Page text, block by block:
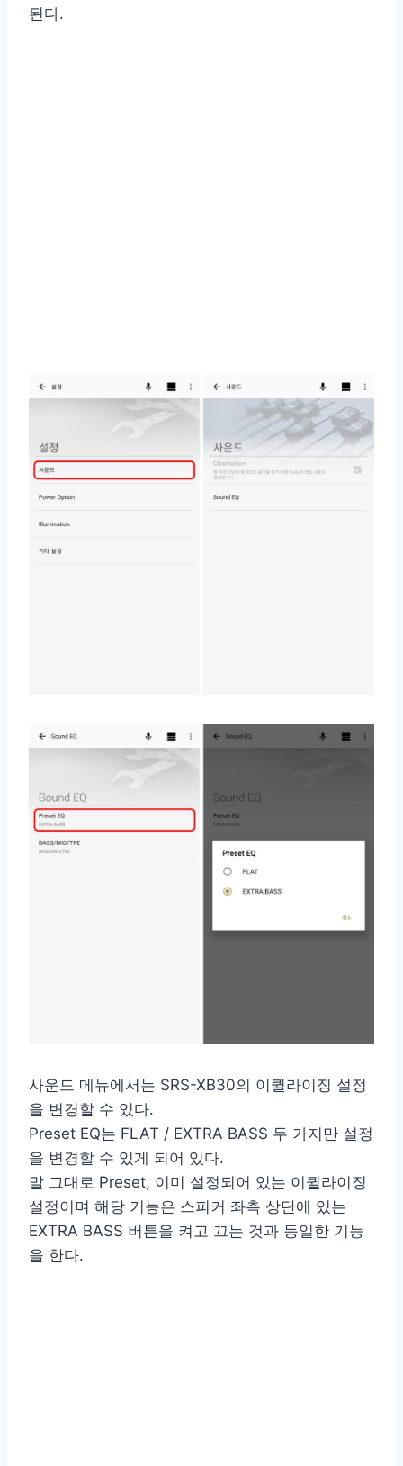
된다.
사운드 메뉴에서는 SRS-XB30의 이퀼라이징 설정
을 변경할 수 있다.
Preset EQ는 FLAT / EXTRA BASS 두 가지만 설정
을 변경할 수 있게 되어 있다.
말 그대로 Preset, 이미 설정되어 있는 이퀼라이징
설정이며 해당 기능은 스피커 좌측 상단에 있는
EXTRA BASS 버튼을 켜고 끄는 것과 동일한 기능
을 한다.